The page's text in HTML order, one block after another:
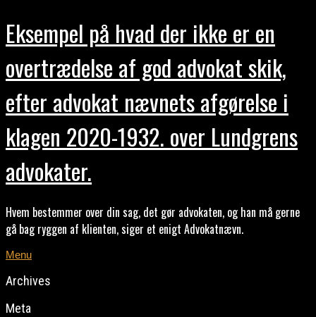
Eksempel på hvad der ikke er en
overtrædelse af god advokat skik,
efter advokat nævnets afgørelse i
klagen 2020-1932. over Lundgrens
advokater.
Hvem bestemmer over din sag, det gør advokaten, og han må gerne
gå bag ryggen af klienten, siger et enigt Advokatnævn.
Menu
Archives
Meta